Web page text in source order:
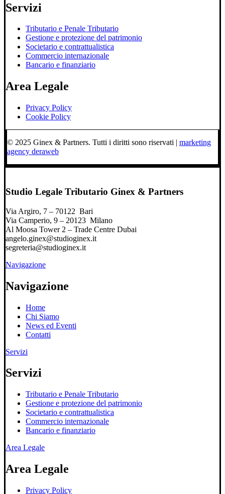
Servizi
Tributario e Penale Tributario
Gestione e protezione del patrimonio
Societario e contrattualistica
Commercio internazionale
Bancario e finanziario
Area Legale
Privacy Policy
Cookie Policy
© 2025 Ginex & Partners. Tutti i diritti sono riservati | marketing
agency deraweb
Studio Legale Tributario Ginex & Partners
Via Argiro, 7 – 70122 Bari
Via Camperio, 9 – 20123 Milano
Al Moosa Tower 2 – Trade Centre Dubai
angelo.ginex@studioginex.it
segreteria@studioginex.it
Navigazione
Navigazione
Home
Chi Siamo
News ed Eventi
Contatti
Servizi
Servizi
Tributario e Penale Tributario
Gestione e protezione del patrimonio
Societario e contrattualistica
Commercio internazionale
Bancario e finanziario
Area Legale
Area Legale
Privacy Policy